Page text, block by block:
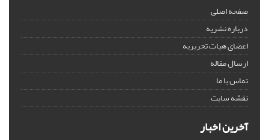
صفحه اصلی
درباره نشریه
اعضای هیات تحریریه
ارسال مقاله
تماس با ما
نقشه سایت
آخرین اخبار